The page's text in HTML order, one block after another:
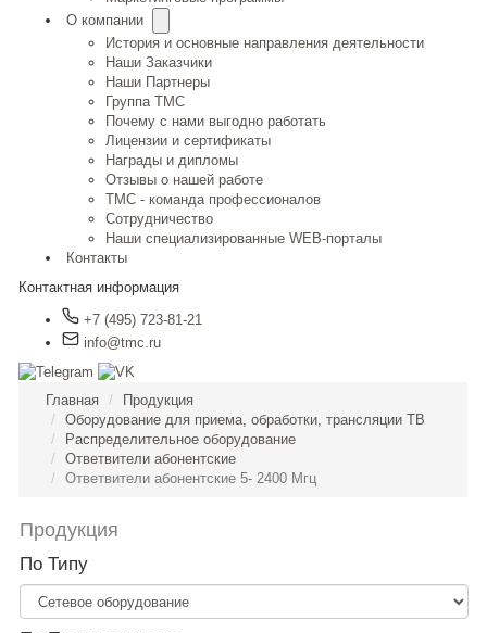
О компании
История и основные направления деятельности
Наши Заказчики
Наши Партнеры
Группа ТМС
Почему с нами выгодно работать
Лицензии и сертификаты
Награды и дипломы
Отзывы о нашей работе
TMC - команда профессионалов
Сотрудничество
Наши специализированные WEB-порталы
Контакты
Контактная информация
+7 (495) 723-81-21
info@tmc.ru
Главная
Продукция
Оборудование для приема, обработки, трансляции ТВ
Распределительное оборудование
Ответвители абонентские
Ответвители абонентские 5- 2400 Мгц
Продукция
По Типу